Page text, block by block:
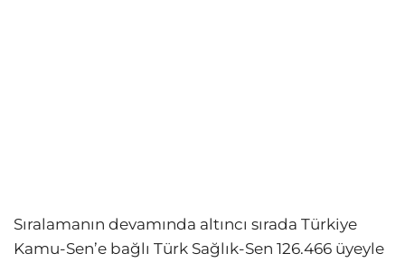
Sıralamanın devamında altıncı sırada Türkiye
Kamu-Sen’e bağlı Türk Sağlık-Sen 126.466 üyeyle